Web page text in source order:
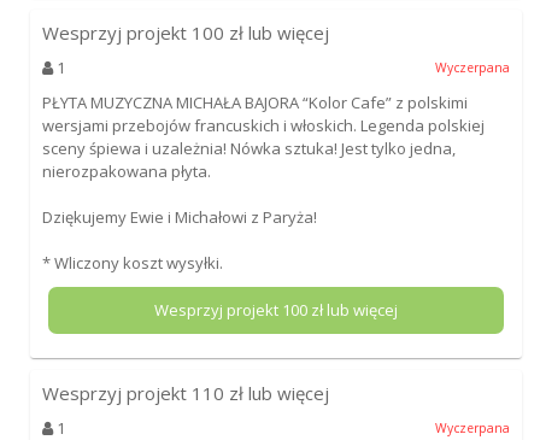
Wesprzyj projekt 100 zł lub więcej
1 Wyczerpana
PŁYTA MUZYCZNA MICHAŁA BAJORA “Kolor Cafe” z polskimi
wersjami przebojów francuskich i włoskich. Legenda polskiej
sceny śpiewa i uzależnia! Nówka sztuka! Jest tylko jedna,
nierozpakowana płyta.
Dziękujemy Ewie i Michałowi z Paryża!
* Wliczony koszt wysyłki.
Wesprzyj projekt 100zł lub więcej
Wesprzyj projekt 110 zł lub więcej
1 Wyczerpana